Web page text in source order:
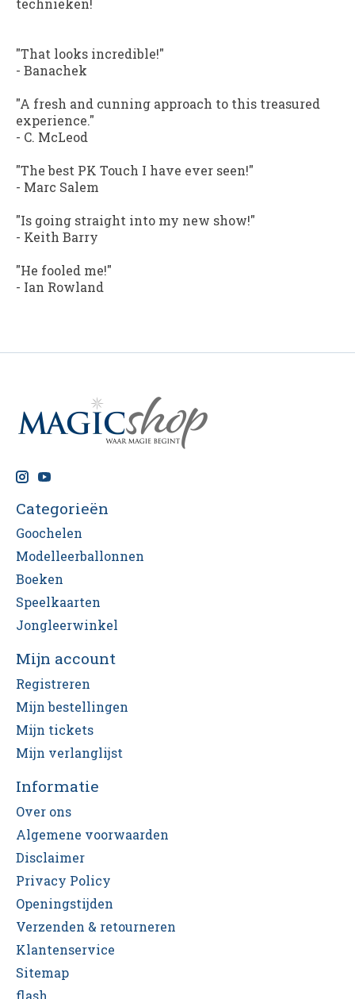
technieken!
"That looks incredible!"
- Banachek
"A fresh and cunning approach to this treasured
experience."
- C. McLeod
"The best PK Touch I have ever seen!"
- Marc Salem
"Is going straight into my new show!"
- Keith Barry
"He fooled me!"
- Ian Rowland
Categorieën
Goochelen
Modelleerballonnen
Boeken
Speelkaarten
Jongleerwinkel
Mijn account
Registreren
Mijn bestellingen
Mijn tickets
Mijn verlanglijst
Informatie
Over ons
Algemene voorwaarden
Disclaimer
Privacy Policy
Openingstijden
Verzenden & retourneren
Klantenservice
Sitemap
flash